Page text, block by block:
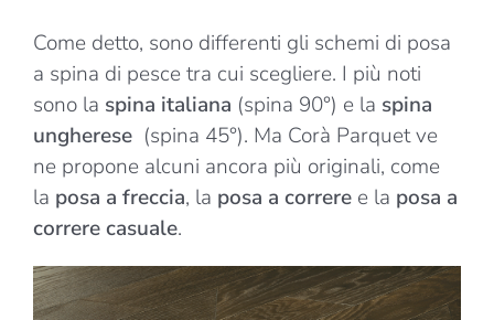
Come detto, sono differenti gli schemi di posa
a spina di pesce tra cui scegliere. I più noti
sono la spina italiana (spina 90°) e la spina
ungherese (spina 45°). Ma Corà Parquet ve
ne propone alcuni ancora più originali, come
la posa a freccia, la posa a correre e la posa a
correre casuale.